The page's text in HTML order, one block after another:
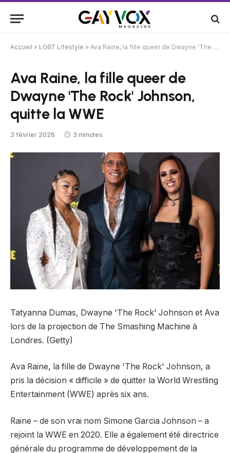
Accueil » LGBT Lifestyle » Ava Raine, la fille queer de Dwayne 'The Rock' Johnson, quitte la WWE
Ava Raine, la fille queer de
Dwayne 'The Rock' Johnson,
quitte la WWE
3 février 2026 3 minutes
Tatyanna Dumas, Dwayne 'The Rock' Johnson et Ava
lors de la projection de The Smashing Machine à
Londres. (Getty)
Ava Raine, la fille de Dwayne 'The Rock' Johnson, a
pris la décision « difficile » de quitter la World Wrestling
Entertainment (WWE) après six ans.
Raine – de son vrai nom Simone Garcia Johnson – a
rejoint la WWE en 2020. Elle a également été directrice
générale du programme de développement de la